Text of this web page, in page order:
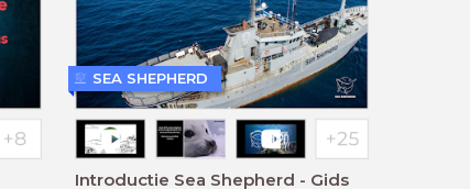
Introductie Sea Shepherd - Gids
SEA SHEPHERD